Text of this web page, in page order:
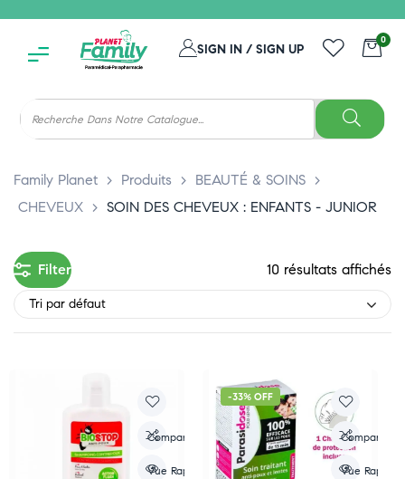
SIGN IN / SIGN UP
0
Family Planet > Produits > BEAUTÉ & SOINS >
CHEVEUX > SOIN DES CHEVEUX : ENFANTS - JUNIOR
Filter 10 résultats affichés
Tri par défaut
Compare
Vue Rapide
-33% OFF
Compare
Vue Rapide